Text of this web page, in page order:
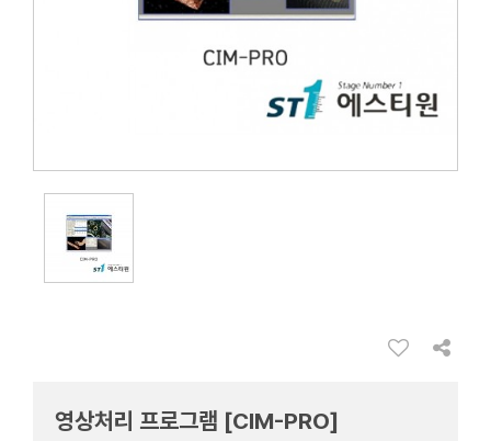
영상처리 프로그램 [CIM-PRO]